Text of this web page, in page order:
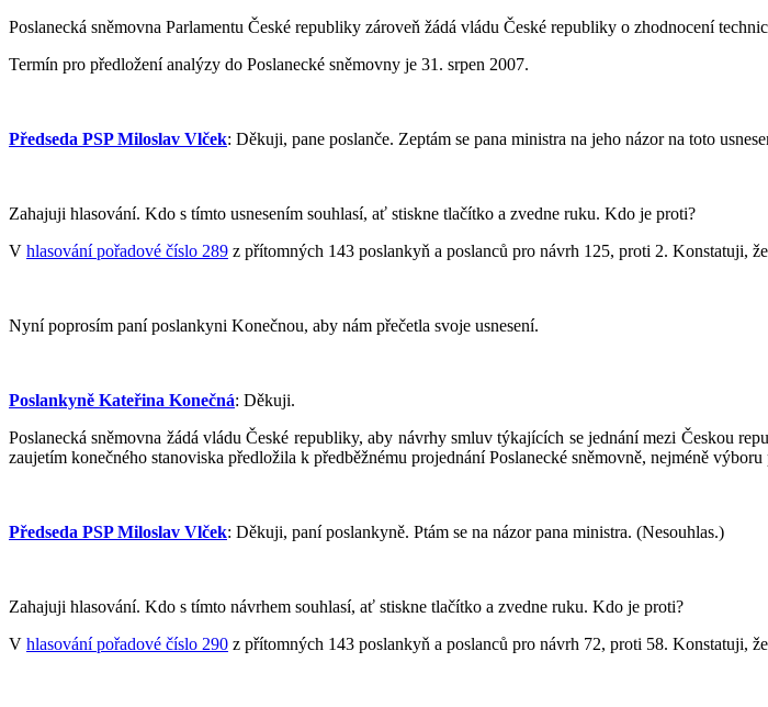
Poslanecká sněmovna Parlamentu České republiky zároveň žádá vládu České republiky o zhodnocení
Termín pro předložení analýzy do Poslanecké sněmovny je 31. srpen 2007.
Předseda PSP Miloslav Vlček: Děkuji, pane poslanče. Zeptám se pana ministra na jeho názor na toto
Zahajuji hlasování. Kdo s tímto usnesením souhlasí, ať stiskne tlačítko a zvedne ruku. Kdo je proti?
V hlasování pořadové číslo 289 z přítomných 143 poslankyň a poslanců pro návrh 125, proti 2. Konstatuji,
Nyní poprosím paní poslankyni Konečnou, aby nám přečetla svoje usnesení.
Poslankyně Kateřina Konečná: Děkuji.
Poslanecká sněmovna žádá vládu České republiky, aby návrhy smluv týkajících se jednání mezi Českou
zaujetím konečného stanoviska předložila k předběžnému projednání Poslanecké sněmovně, nejméně
Předseda PSP Miloslav Vlček: Děkuji, paní poslankyně. Ptám se na názor pana ministra. (Nesouhlas.)
Zahajuji hlasování. Kdo s tímto návrhem souhlasí, ať stiskne tlačítko a zvedne ruku. Kdo je proti?
V hlasování pořadové číslo 290 z přítomných 143 poslankyň a poslanců pro návrh 72, proti 58. Konstatuji,